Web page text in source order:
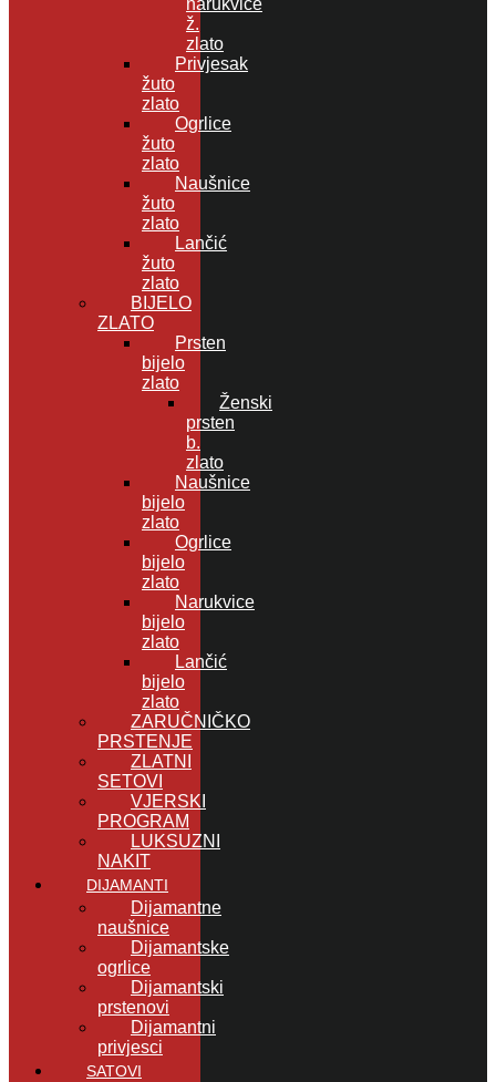
ž.
zlato
Privjesak
žuto
zlato
Ogrlice
žuto
zlato
Naušnice
žuto
zlato
Lančić
žuto
zlato
BIJELO
ZLATO
Prsten
bijelo
zlato
Ženski
prsten
b.
zlato
Naušnice
bijelo
zlato
Ogrlice
bijelo
zlato
Narukvice
bijelo
zlato
Lančić
bijelo
zlato
ZARUČNIČKO
PRSTENJE
ZLATNI
SETOVI
VJERSKI
PROGRAM
LUKSUZNI
NAKIT
DIJAMANTI
Dijamantne
naušnice
Dijamantske
ogrlice
Dijamantski
prstenovi
Dijamantni
privjesci
SATOVI